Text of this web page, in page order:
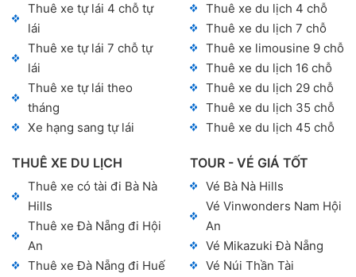
Thuê xe tự lái 4 chỗ tự
lái
Thuê xe tự lái 7 chỗ tự
lái
Thuê xe tự lái theo
tháng
Xe hạng sang tự lái
THUÊ XE DU LỊCH
Thuê xe có tài đi Bà Nà
Hills
Thuê xe Đà Nẵng đi Hội
An
Thuê xe Đà Nẵng đi Huế
Thuê xe du lịch 4 chỗ
Thuê xe du lịch 7 chỗ
Thuê xe limousine 9 chỗ
Thuê xe du lịch 16 chỗ
Thuê xe du lịch 29 chỗ
Thuê xe du lịch 35 chỗ
Thuê xe du lịch 45 chỗ
TOUR - VÉ GIÁ TỐT
Vé Bà Nà Hills
Vé Vinwonders Nam Hội
An
Vé Mikazuki Đà Nẵng
Vé Núi Thần Tài